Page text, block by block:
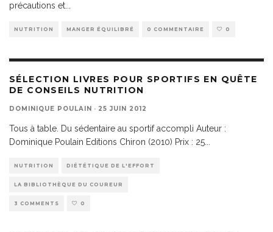
précautions et
NUTRITION MANGER ÉQUILIBRÉ 0 COMMENTAIRE 0
SÉLECTION LIVRES POUR SPORTIFS EN QUÊTE
DE CONSEILS NUTRITION
DOMINIQUE POULAIN · 25 JUIN 2012
Tous à table. Du sédentaire au sportif accompli Auteur :
Dominique Poulain Editions Chiron (2010) Prix : 25
NUTRITION DIÉTÉTIQUE DE L'EFFORT
LA BIBLIOTHÈQUE DU COUREUR
3 COMMENTS 0